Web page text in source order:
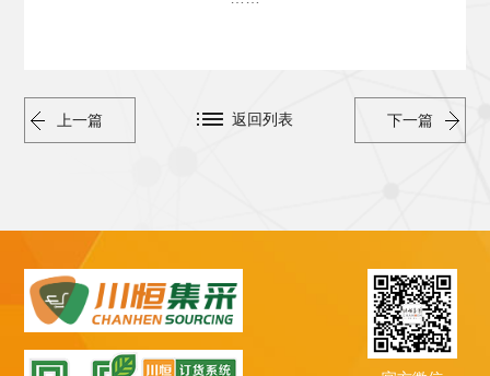
上一篇 下一篇
返回列表